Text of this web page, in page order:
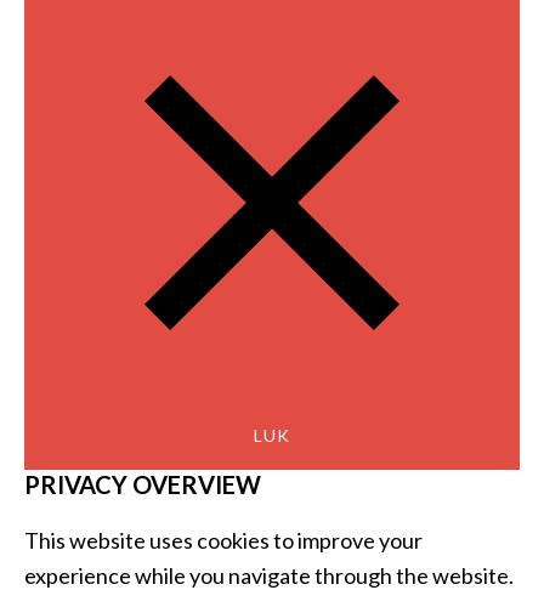
LUK
PRIVACY OVERVIEW
This website uses cookies to improve your
experience while you navigate through the website.